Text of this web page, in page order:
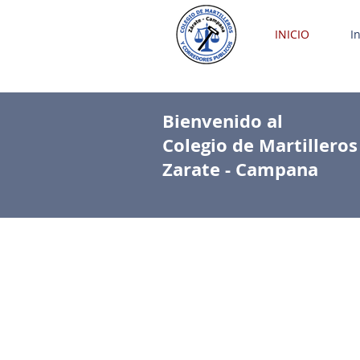
INICIO
Bienvenido al
Colegio de
Zarate - Campana